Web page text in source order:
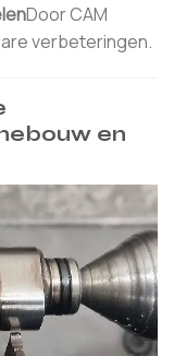
Door CAM
verbeteringen.
en